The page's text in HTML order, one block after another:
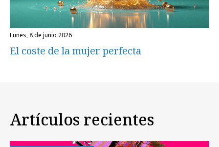
lunes, 8 de junio 2026
El coste de la mujer perfecta
Artículos recientes